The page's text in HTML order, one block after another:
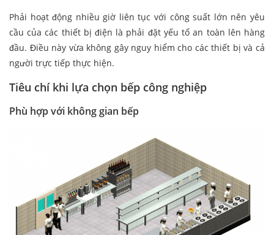
Phải hoạt động nhiều giờ liên tục với công suất lớn nên yêu
cầu của các thiết bị điện là phải đặt yếu tố an toàn lên hàng
đầu. Điều này vừa không gây nguy hiểm cho các thiết bị và cả
người trực tiếp thực hiện.
Tiêu chí khi lựa chọn bếp công nghiệp
Phù hợp với không gian bếp